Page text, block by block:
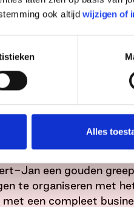
ook altijd wijzigen of
Alles
nodig was, waren een
lastig was voor
zagen groeien. En
waarmee we
die
Jan een gouden
te organiseren met
een compleet